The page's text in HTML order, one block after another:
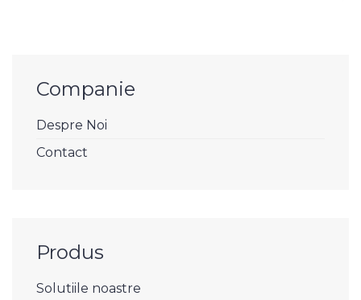
Companie
Despre Noi
Contact
Produs
Solutiile noastre